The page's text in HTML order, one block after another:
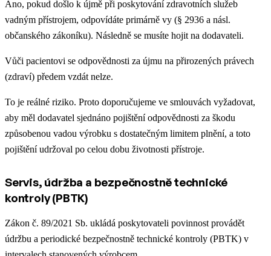
Ano, pokud došlo k újmě při poskytování zdravotních služeb
vadným přístrojem, odpovídáte primárně vy (§ 2936 a násl.
občanského zákoníku). Následně se musíte hojit na dodavateli.
Vůči pacientovi se odpovědnosti za újmu na přirozených právech
(zdraví) předem vzdát nelze.
To je reálné riziko. Proto doporučujeme ve smlouvách vyžadovat,
aby měl dodavatel sjednáno pojištění odpovědnosti za škodu
způsobenou vadou výrobku s dostatečným limitem plnění, a toto
pojištění udržoval po celou dobu životnosti přístroje.
Servis, údržba a bezpečnostně technické
kontroly (PBTK)
Zákon č. 89/2021 Sb. ukládá poskytovateli povinnost provádět
údržbu a periodické bezpečnostně technické kontroly (PBTK) v